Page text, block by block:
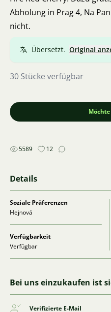
Abholung in Prag 4, Na
nicht.
Übersetzt. Original
30 Stücke verfügbar
5589 12
Details
Soziale Präferenzen
Hejnová
Verfügbarkeit
Verfügbar
Bei uns einzukaufen ist
Verifizierte E-Mail